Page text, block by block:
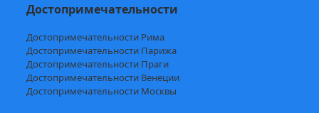
Достопримечательности
Достопримечательности Рима
Достопримечательности Парижа
Достопримечательности Праги
Достопримечательности Венеции
Достопримечательности Москвы